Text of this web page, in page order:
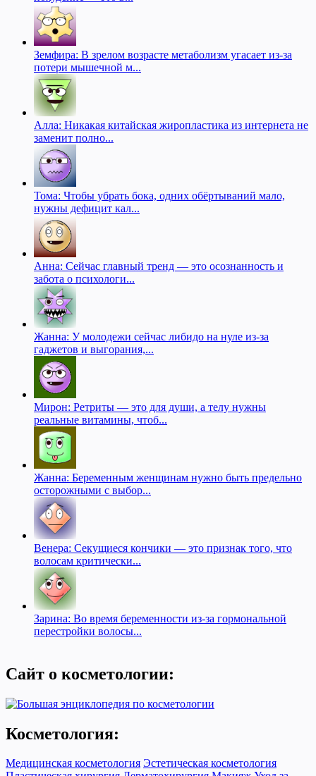
Земфира: В зрелом возрасте метаболизм угасает из-за
потери мышечной м...
Алла: Никакая китайская жиропластика из интернета не
заменит полно...
Тома: Чтобы убрать бока, одних обёртываний мало,
нужны дефицит кал...
Анна: Сейчас главный тренд — это осознанность и
забота о психологи...
Жанна: У молодежи сейчас либидо на нуле из-за
гаджетов и выгорания,...
Мирон: Ретриты — это для души, а телу нужны
реальные витамины, чтоб...
Жанна: Беременным женщинам нужно быть предельно
осторожными с выбор...
Венера: Секущиеся кончики — это признак того, что
волосам критически...
Зарина: Во время беременности из-за гормональной
перестройки волосы...
Сайт о косметологии:
Косметология:
Медицинская косметология Эстетическая косметология